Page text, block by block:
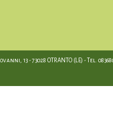
13 - 73028 OTRANTO (LE) - Tel.